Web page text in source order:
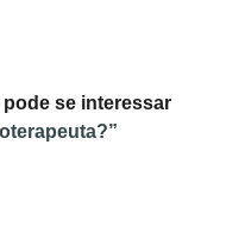
se interessar